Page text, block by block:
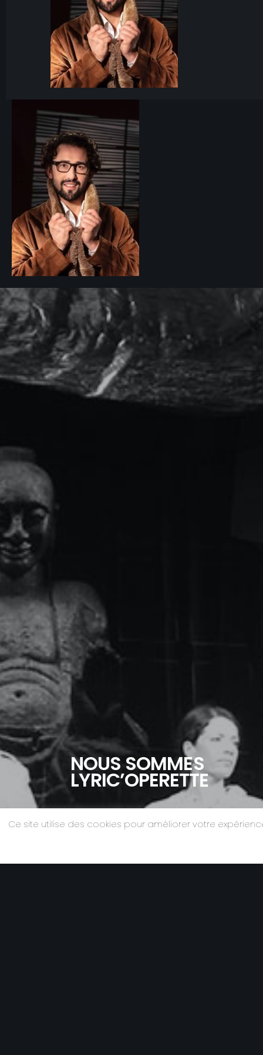
NOUS SOMMES
LYRIC’OPERETTE
Ce site utilise des cookies pour améliorer votre